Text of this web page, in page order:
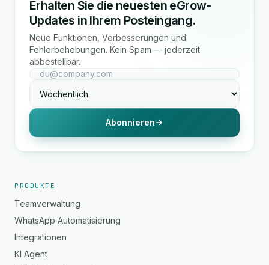
Erhalten Sie die neuesten eGrow-
Updates in Ihrem Posteingang.
Neue Funktionen, Verbesserungen und
Fehlerbehebungen. Kein Spam — jederzeit
abbestellbar.
Abonnieren
PRODUKTE
Teamverwaltung
WhatsApp Automatisierung
Integrationen
KI Agent